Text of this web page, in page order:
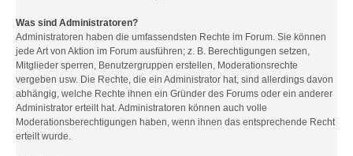
Was sind Administratoren?
Administratoren haben die umfassendsten Rechte im Forum. Sie können
jede Art von Aktion im Forum ausführen; z. B. Berechtigungen setzen,
Mitglieder sperren, Benutzergruppen erstellen, Moderationsrechte
vergeben usw. Die Rechte, die ein Administrator hat, sind allerdings davon
abhängig, welche Rechte ihnen ein Gründer des Forums oder ein anderer
Administrator erteilt hat. Administratoren können auch volle
Moderationsberechtigungen haben, wenn ihnen das entsprechende Recht
erteilt wurde.